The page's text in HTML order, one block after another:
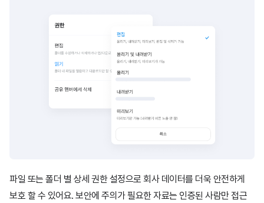
파일 또는 폴더 별 상세 권한 설정으로 회사 데이터를 더욱 안전하게
보호 할 수 있어요. 보안에 주의가 필요한 자료는 인증된 사람만 접근